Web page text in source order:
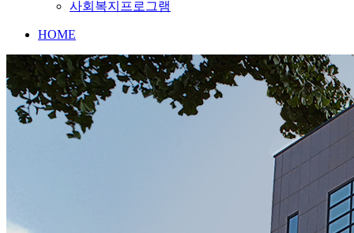
사회복지프로그램
HOME